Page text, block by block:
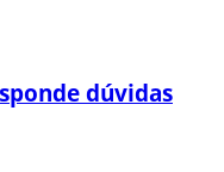
dúvidas